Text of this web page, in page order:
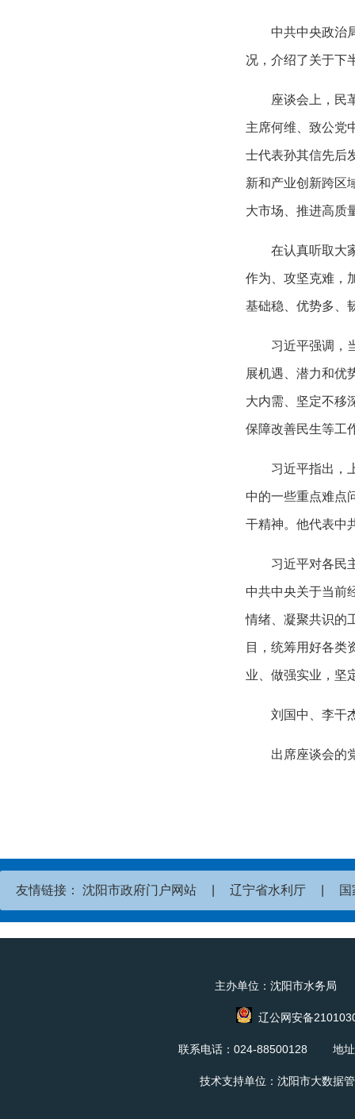
中共中央政治
况，介绍了关于下
座谈会上，民
主席何维、致公党
士代表孙其信先后
新和产业创新跨区
大市场、推进高质
在认真听取大
作为、攻坚克难，
基础稳、优势多、
习近平强调，
展机遇、潜力和优
大内需、坚定不移
保障改善民生等工
习近平指出，
中的一些重点难点
干精神。他代表中
习近平对各民
中共中央关于当前
情绪、凝聚共识的
目，统筹用好各类
业、做强实业，坚
刘国中、李干
出席座谈会的
友情链接： 沈阳市政府门户网站 辽宁省水利厅
主办单位：沈阳市水务
辽公网安备
联系电话：024-88500128 地
技术支持单位：沈阳市大数据